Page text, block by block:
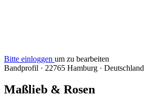
Bitte einloggen um zu bearbeiten
Bandprofil · 22765 Hamburg · Deutschland
Maßlieb & Rosen